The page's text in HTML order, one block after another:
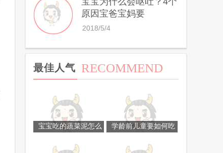
原因宝爸宝妈要
2018/5/4
最佳人气 RECOMMEND
宝宝吃的蔬菜泥怎么 学龄前儿童要如何吃